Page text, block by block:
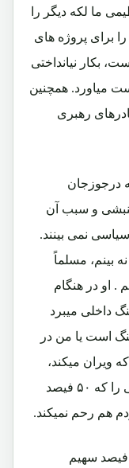
ما لکه دیگر را
برای پروژه های
بکار نیانداختی
میاورد. همچنین
رهبری
درجوزجان
جنبشی و سبب آن
نمی بینند.
بینم، مسلماً
. او در هنگام
داخلی میبرد
است یا من در
ویران میکند،
میسوزاند، سرباز وصاحب منصب دولتی را که ۵۰ فیصد
هم رحم نمیکند.
معقولیت این سیاست در کجاست؟ ۵۰ فیصد سهیم